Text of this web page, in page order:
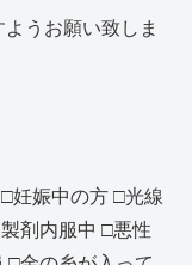
うお願い致しま
妊娠中の方 □光線
剤内服中 □悪性